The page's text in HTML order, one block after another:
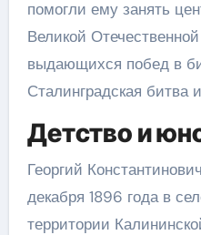
помогли ему занять
Великой
выдающихся побед в
Сталинградская битва
Детство и
Георгий
декабря 1896 года в
территории